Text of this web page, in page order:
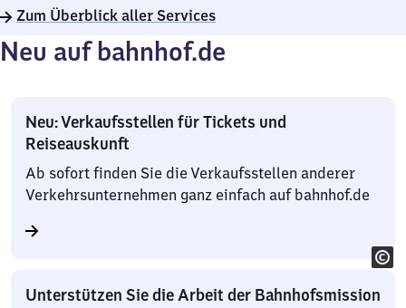
Zum Überblick aller Services
Neu auf bahnhof.de
Neu: Verkaufsstellen für Tickets und
Reiseauskunft
Ab sofort finden Sie die Verkaufsstellen anderer
Verkehrsunternehmen ganz einfach auf bahnhof.de
Unterstützen Sie die Arbeit der Bahnhofsmission